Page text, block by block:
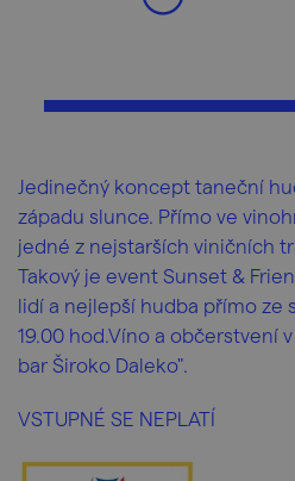
Jedinečný koncept taneční
západu slunce. Přímo ve
jedné z nejstarších viničních
Takový je event Sunset &
lidí a nejlepší hudba přímo ze
19.00 hod.Víno a občerstvení
bar Široko Daleko".
VSTUPNÉ SE NEPLATÍ